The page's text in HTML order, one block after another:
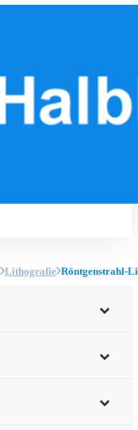
Lithografie Röntgenstrahl-